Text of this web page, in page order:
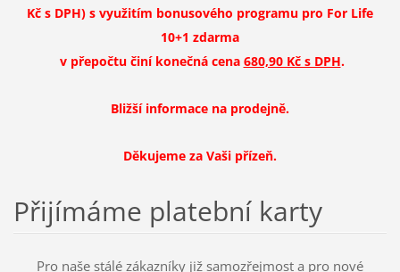
Kč s DPH) s využitím bonusového programu pro For Life
10+1 zdarma
v přepočtu činí konečná cena 680,90 Kč s DPH.
Bližší informace na prodejně.
Děkujeme za Vaši přízeň.
Přijímáme platební karty
Pro naše stálé zákazníky již samozřejmost a pro nové